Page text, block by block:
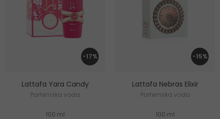
-17%
Lattafa Yara Candy
Parfemska voda
100 ml
-15%
Lattafa Nebras Elixir
Parfemska voda
100 ml